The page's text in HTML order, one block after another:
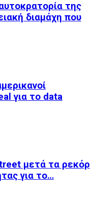
της
διαμάχη που
για το data
μετά τα ρεκόρ
για το…